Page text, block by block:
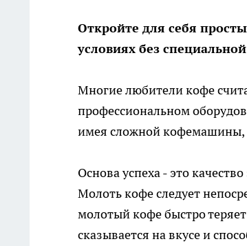
Откройте для себя
условиях без
Многие любители кофе
профессиональном
имея сложной кофемашины,
Основа успеха - это
Молоть кофе следует
молотый кофе быстро
сказывается на вкусе и